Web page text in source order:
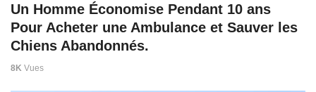
Un Homme Économise Pendant 10 ans
Pour Acheter une Ambulance et Sauver les
Chiens Abandonnés.
8K Vues